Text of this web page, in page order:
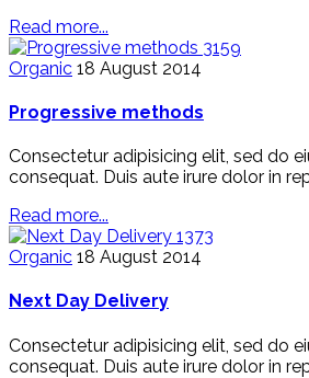
Read more...
3159
Organic 18 August 2014
Progressive methods
Consectetur adipisicing elit, sed do
consequat. Duis aute irure dolor in
Read more...
1373
Organic 18 August 2014
Next Day Delivery
Consectetur adipisicing elit, sed do
consequat. Duis aute irure dolor in